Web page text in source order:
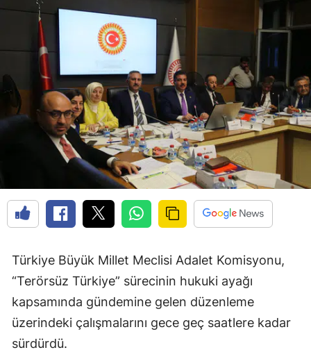
Türkiye Büyük Millet Meclisi Adalet Komisyonu,
“Terörsüz Türkiye” sürecinin hukuki ayağı
kapsamında gündemine gelen düzenleme
üzerindeki çalışmalarını gece geç saatlere kadar
sürdürdü.